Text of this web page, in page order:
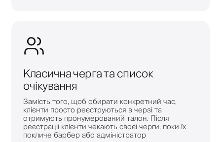
Класична черга та список
очікування
Замість того, щоб обирати конкретний час,
клієнти просто реєструються в черзі та
отримують пронумерований талон. Після
реєстрації клієнти чекають своєї черги, поки їх
покличе барбер або адміністратор